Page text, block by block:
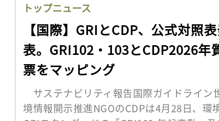
トップニュース
【国際】GRIとCDP、公式対照
表。GRI102・103とCDP2026年
票をマッピング
サステナビリティ報告国際ガイドライン
境情報開示推進NGOのCDPは4月28日、環